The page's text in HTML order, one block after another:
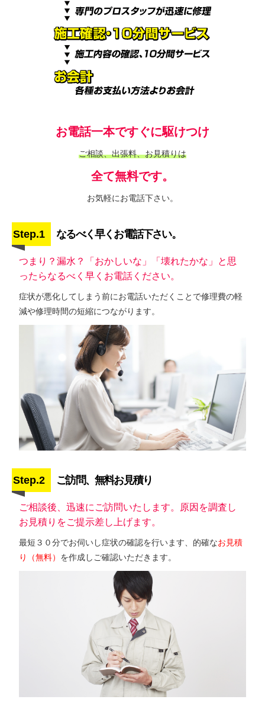
お電話一本ですぐに駆けつけ
ご相談、出張料、お見積りは
全て無料です。
お気軽にお電話下さい。
Step.1 なるべく早くお電話下さい。
つまり？漏水？「おかしいな」「壊れたかな」と思
ったらなるべく早くお電話ください。
症状が悪化してしまう前にお電話いただくことで修理費の軽
減や修理時間の短縮につながります。
Step.2 ご訪問、無料お見積り
ご相談後、迅速にご訪問いたします。原因を調査し
お見積りをご提示差し上げます。
最短３０分でお伺いし症状の確認を行います、的確なお見積
り（無料） を作成しご確認いただきます。